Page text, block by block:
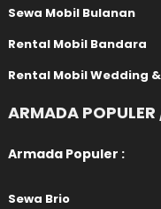
Sewa Mobil Bulanan
Rental Mobil Bandara
Rental Mobil Wedding
ARMADA
Armada Populer :
Sewa Brio